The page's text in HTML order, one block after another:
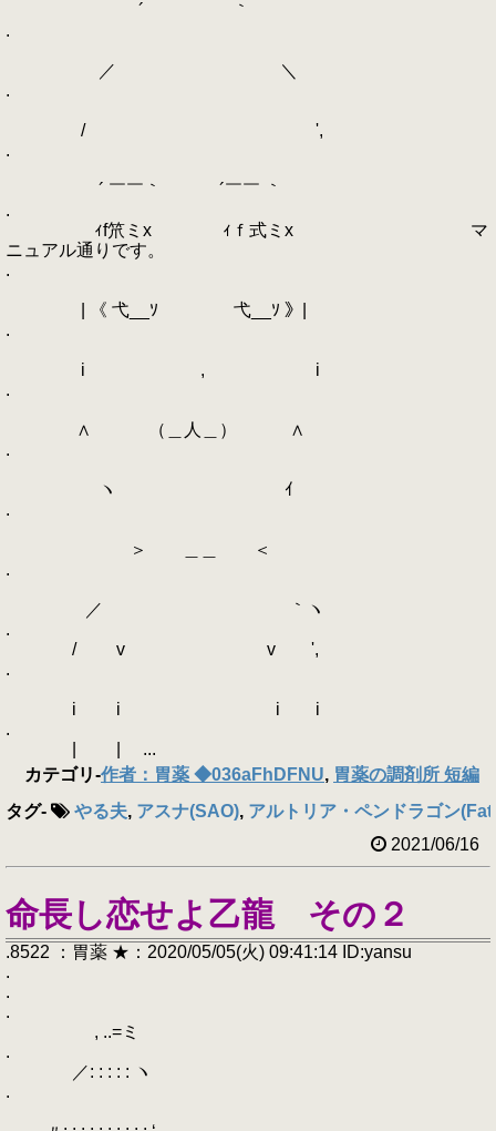
´ ｀
.
／ ＼
.
/ ',
.
´ ￣￣｀ ´￣￣ ｀
.
ｨf笊ミx ｨｆ式ミx マ
ニュアル通りです。
.
| 《 弋__ｿ 弋__ｿ 》|
.
i , i
.
∧ （＿人＿） ∧
.
ヽ ｲ
.
＞ ＿＿ ＜
.
／ ｀ヽ
.
/ v v ',
.
i i i i
.
| | ...
カテゴリ-作者：胃薬 ◆036aFhDFNU, 胃薬の調剤所 短編
タグ- やる夫, アスナ(SAO), アルトリア・ペンドラゴン
2021/06/16
命長し恋せよ乙龍 その２
.8522 ：胃薬 ★：2020/05/05(火) 09:41:14 ID:yansu
.
.
.
, ..=ミ
.
／: : : : : ヽ
.